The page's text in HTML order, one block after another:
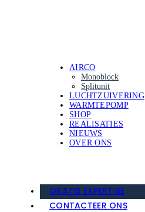
AIRCO
Monoblock
Splitunit
LUCHTZUIVERING
WARMTEPOMP
SHOP
REALISATIES
NIEUWS
OVER ONS
GRATIS EXPERTISE
CONTACTEER ONS